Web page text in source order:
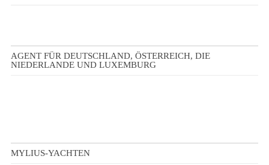
AGENT FÜR DEUTSCHLAND, ÖSTERREICH, DIE
NIEDERLANDE UND LUXEMBURG
MYLIUS-YACHTEN